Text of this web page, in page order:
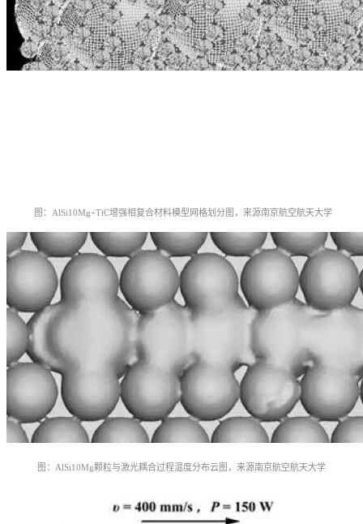
图：AlSi10Mg+TiC增强相复合材料模型网格划分图， 来源南京航空航天大学
图：AlSi10Mg颗粒与激光耦合过程温度分布云图， 来源南京航空航天大学